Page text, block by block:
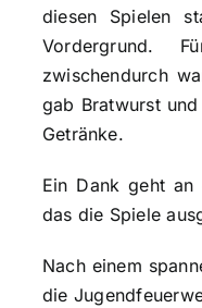
diesen Spielen
Vordergrund.
zwischendurch
gab Bratwurst
Getränke.
Ein Dank geht an
das die Spiele
Nach einem
die